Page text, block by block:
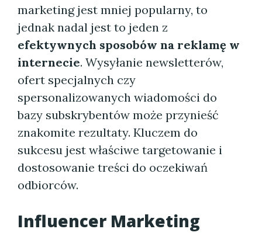
marketing jest mniej popularny, to
jednak nadal jest to jeden z
efektywnych sposobów na reklamę w
internecie. Wysyłanie newsletterów,
ofert specjalnych czy
spersonalizowanych wiadomości do
bazy subskrybentów może przynieść
znakomite rezultaty. Kluczem do
sukcesu jest właściwe targetowanie i
dostosowanie treści do oczekiwań
odbiorców.
Influencer Marketing